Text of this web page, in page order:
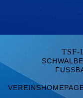
TSF-